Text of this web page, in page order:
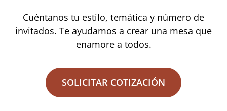
Cuéntanos tu estilo, temática y número de
invitados. Te ayudamos a crear una mesa que
enamore a todos.
SOLICITAR COTIZACIÓN